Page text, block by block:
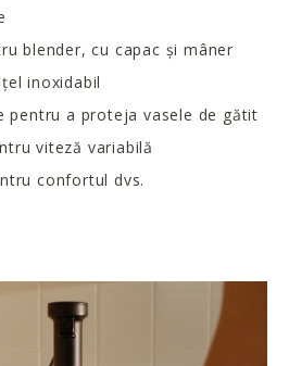
blender, cu capac și mâner
inoxidabil
pentru a proteja vasele de gătit
viteză variabilă
confortul dvs.